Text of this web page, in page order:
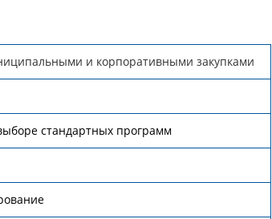
и корпоративными закупками
стандартных программ